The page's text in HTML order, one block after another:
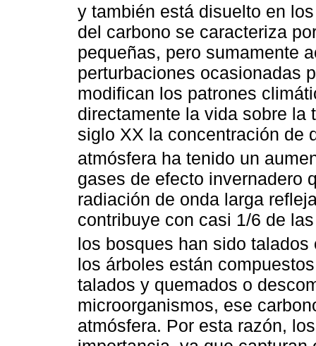
y también está disuelto en
del carbono se caracteriza
pequeñas, pero sumamente
perturbaciones ocasionadas
modifican los patrones
directamente la vida sobre la
siglo XX la concentración de
atmósfera ha tenido un
gases de efecto invernadero
radiación de onda larga
contribuye con casi 1/6 de
los bosques han sido
los árboles están
talados y quemados o
microorganismos, ese
atmósfera. Por esta razón,